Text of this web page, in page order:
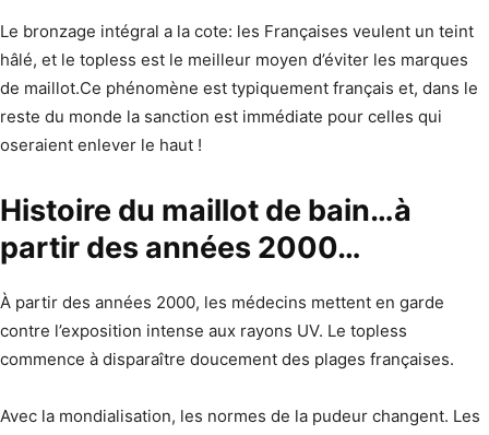
Le bronzage intégral a la cote: les Françaises veulent un teint
hâlé, et le topless est le meilleur moyen d’éviter les marques
de maillot.Ce phénomène est typiquement français et, dans le
reste du monde la sanction est immédiate pour celles qui
oseraient enlever le haut !
Histoire du maillot de bain…à
partir des années 2000…
À partir des années 2000, les médecins mettent en garde
contre l’exposition intense aux rayons UV. Le topless
commence à disparaître doucement des plages françaises.
Avec la mondialisation, les normes de la pudeur changent. Les